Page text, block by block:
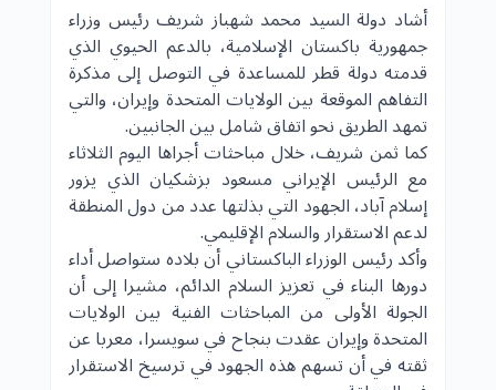
أشاد دولة السيد محمد شهباز شريف رئيس وزراء
جمهورية باكستان الإسلامية، بالدعم الحيوي الذي
قدمته دولة قطر للمساعدة في التوصل إلى مذكرة
التفاهم الموقعة بين الولايات المتحدة وإيران، والتي
تمهد الطريق نحو اتفاق شامل بين الجانبين.
كما ثمن شريف، خلال مباحثات أجراها اليوم الثلاثاء
مع الرئيس الإيراني مسعود بزشكيان الذي يزور
إسلام آباد، الجهود التي بذلتها عدد من دول المنطقة
لدعم الاستقرار والسلام الإقليمي.
وأكد رئيس الوزراء الباكستاني أن بلاده ستواصل أداء
دورها البناء في تعزيز السلام الدائم، مشيرا إلى أن
الجولة الأولى من المباحثات الفنية بين الولايات
المتحدةوإيران عقدت بنجاح في سويسرا، معربا عن
ثقته في أن تسهم هذه الجهود في ترسيخ الاستقرار